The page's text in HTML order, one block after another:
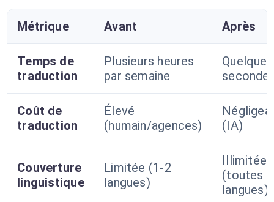
Métrique Avant Après
Temps de
traduction
Plusieurs heures
par semaine
Quelques
Coût de
traduction
Élevé
(humain/agences)
(IA)
Couverture
linguistique
Limitée (1-2
langues)
Illimitée
(toutes
langues)